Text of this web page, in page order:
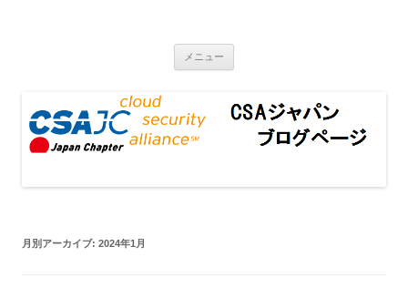
メニュー
月別アーカイブ: 2024年1月